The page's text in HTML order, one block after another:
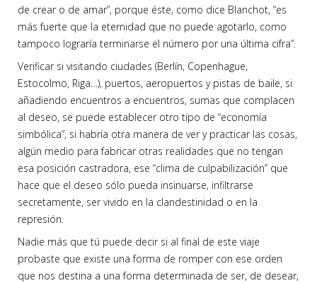
de crear o de amar”, porque éste, como dice Blanchot, “es
más fuerte que la eternidad que no puede agotarlo, como
tampoco lograría terminarse el número por una última cifra”.
Verificar si visitando ciudades (Berlín, Copenhague,
Estocolmo, Riga…), puertos, aeropuertos y pistas de baile, si
añadiendo encuentros a encuentros, sumas que complacen
al deseo, se puede establecer otro tipo de “economía
simbólica”, si habría otra manera de ver y practicar las cosas,
algún medio para fabricar otras realidades que no tengan
esa posición castradora, ese “clima de culpabilización” que
hace que el deseo sólo pueda insinuarse, infiltrarse
secretamente, ser vivido en la clandestinidad o en la
represión.
Nadie más que tú puede decir si al final de este viaje
probaste que existe una forma de romper con ese orden
que nos destina a una forma determinada de ser, de desear,